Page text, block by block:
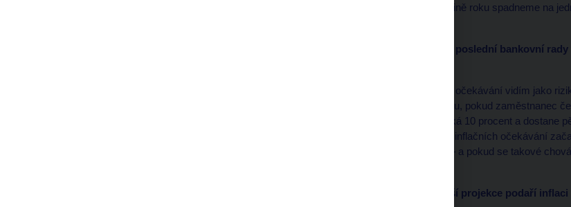
popsal – tedy že v polovině roku spadneme na
Podle zápisu jednání z poslední bankovní
Neukotvenost inflačních očekávání vidím jako
Když to řeknu na příkladu, pokud zaměstnanec
velký problém. Když čeká 10 procent a dostane
kdy by se lidi podle těch inflačních očekávání
dražší. Ale to nevidíme – a pokud se takové
Čím to, že se podle vaší projekce podaří